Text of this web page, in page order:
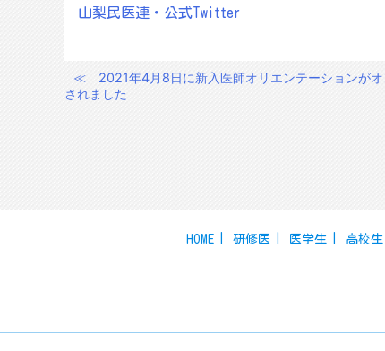
山梨民医連・公式Twitter
投
ー
≪
2021年4月8日に新入医師オリエンテーションが
されました
HOME 研修医 医学生 高校